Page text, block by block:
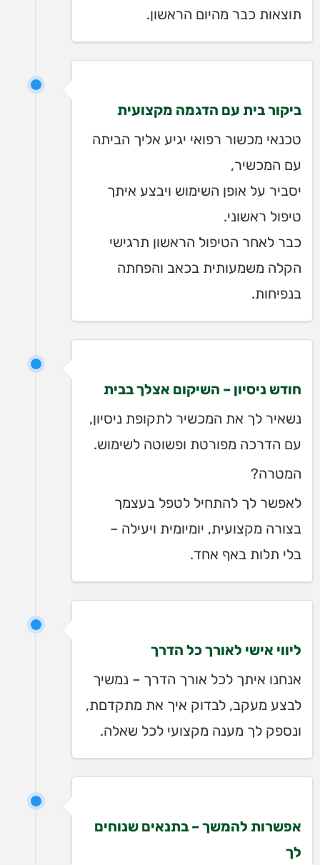
תוצאות כבר מהיום הראשון.
ביקור בית עם הדגמה מקצועית
טכנאי מכשור רפואי יגיע אליך הביתה
עם המכשיר,
יסביר על אופן השימוש ויבצע איתך
טיפול ראשוני.
כבר לאחר הטיפול הראשון תרגישי
הקלה משמעותית בכאב והפחתה
בנפיחות.
חודש ניסיון – השיקום אצלך בבית
נשאיר לך את המכשיר לתקופת ניסיון,
עם הדרכה מפורטת ופשוטה לשימוש.
המטרה?
לאפשר לך להתחיל לטפל בעצמך
בצורה מקצועית, יומיומית ויעילה –
בלי תלות באף אחד.
ליווי אישי לאורך כל הדרך
אנחנו איתך לכל אורך הדרך – נמשיך
לבצע מעקב, לבדוק איך את מתקדםת,
ונספק לך מענה מקצועי לכל שאלה.
אפשרות להמשך – בתנאים שנוחים
לך